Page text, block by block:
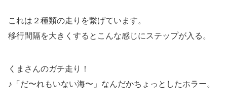
これは２種類の走りを繋げています。
移行間隔を大きくするとこんな感じにステップが入る。
くまさんのガチ走り！
♪「だ〜れもいない海〜」なんだかちょっとしたホラー。